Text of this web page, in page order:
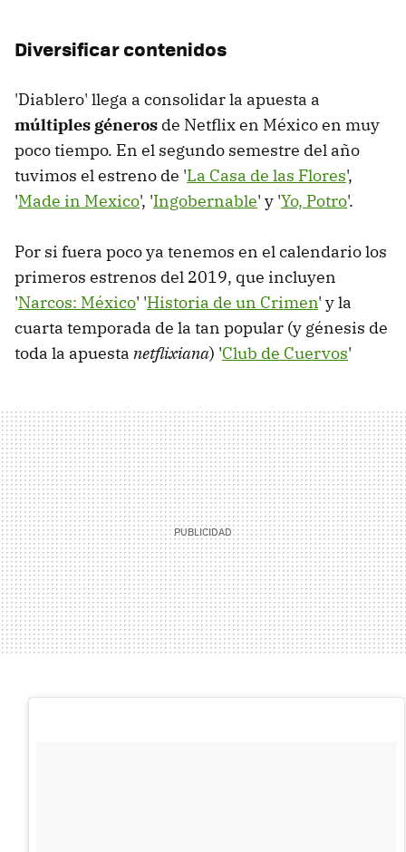
Diversificar contenidos
'Diablero' llega a consolidar la apuesta a
múltiples géneros de Netflix en México en muy
poco tiempo. En el segundo semestre del año
tuvimos el estreno de 'La Casa de las Flores',
'Made in Mexico', 'Ingobernable' y 'Yo, Potro'.
Por si fuera poco ya tenemos en el calendario los
primeros estrenos del 2019, que incluyen
'Narcos: México' 'Historia de un Crimen' y la
cuarta temporada de la tan popular (y génesis de
toda la apuesta netflixiana) 'Club de Cuervos'